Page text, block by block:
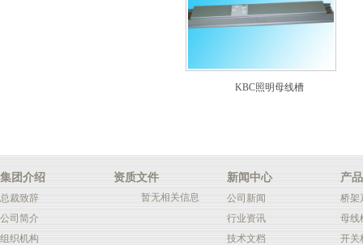
KBC照明母线槽
集团介绍
总裁致辞
公司简介
组织机构
资质文件
暂无相关信息
新闻中心
公司新闻
行业资讯
技术文档
产
桥架
母线
开关